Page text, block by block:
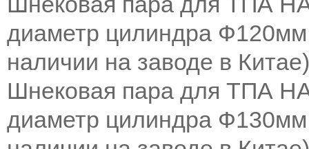
диаметр цилиндра
наличии на заводе в Китае
Шнековая пара для ТПА
диаметр цилиндра